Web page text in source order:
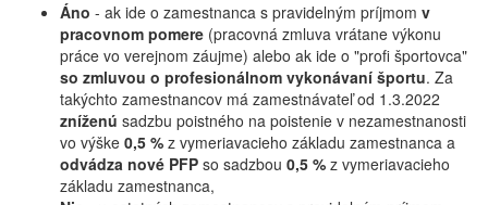
Áno - ak ide o zamestnanca s pravidelným príjmom v
pracovnom pomere (pracovná zmluva vrátane výkonu
práce vo verejnom záujme) alebo ak ide o "profi športovca"
so zmluvou o profesionálnom vykonávaní športu. Za
takýchto zamestnancov má zamestnávateľ od 1.3.2022
zníženú sadzbu poistného na poistenie v nezamestnanosti
vo výške 0,5 % z vymeriavacieho základu zamestnanca a
odvádza nové PFP so sadzbou 0,5 % z vymeriavacieho
základu zamestnanca,